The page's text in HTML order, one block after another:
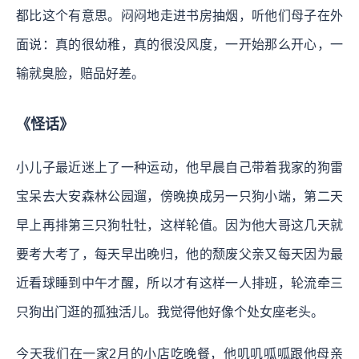
都比这个有意思。闷闷地走进书房抽烟，听他们母子在外
面说：真的很幼稚，真的很没风度，一开始那么开心，一
输就臭脸，赔品好差。
《怪话》
小儿子最近迷上了一种运动，他早晨自己带着我家的狗雷
宝呆去大安森林公园遛，傍晚换成另一只狗小端，第二天
早上再排第三只狗牡牡，这样轮值。因为他大哥这几天就
要考大考了，每天早出晚归，他的颓废父亲又每天因为最
近看球睡到中午才醒，所以才有这样一人排班，轮流牵三
只狗出门逛的孤独活儿。我觉得他好像个处女座老头。
今天我们在一家2月的小店吃晚餐，他叽叽呱呱跟他母亲